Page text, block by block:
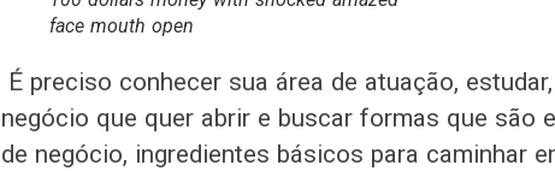
face mouth open
É preciso conhecer sua área de atuação,
negócio que quer abrir e buscar formas que são
de negócio, ingredientes básicos para caminhar